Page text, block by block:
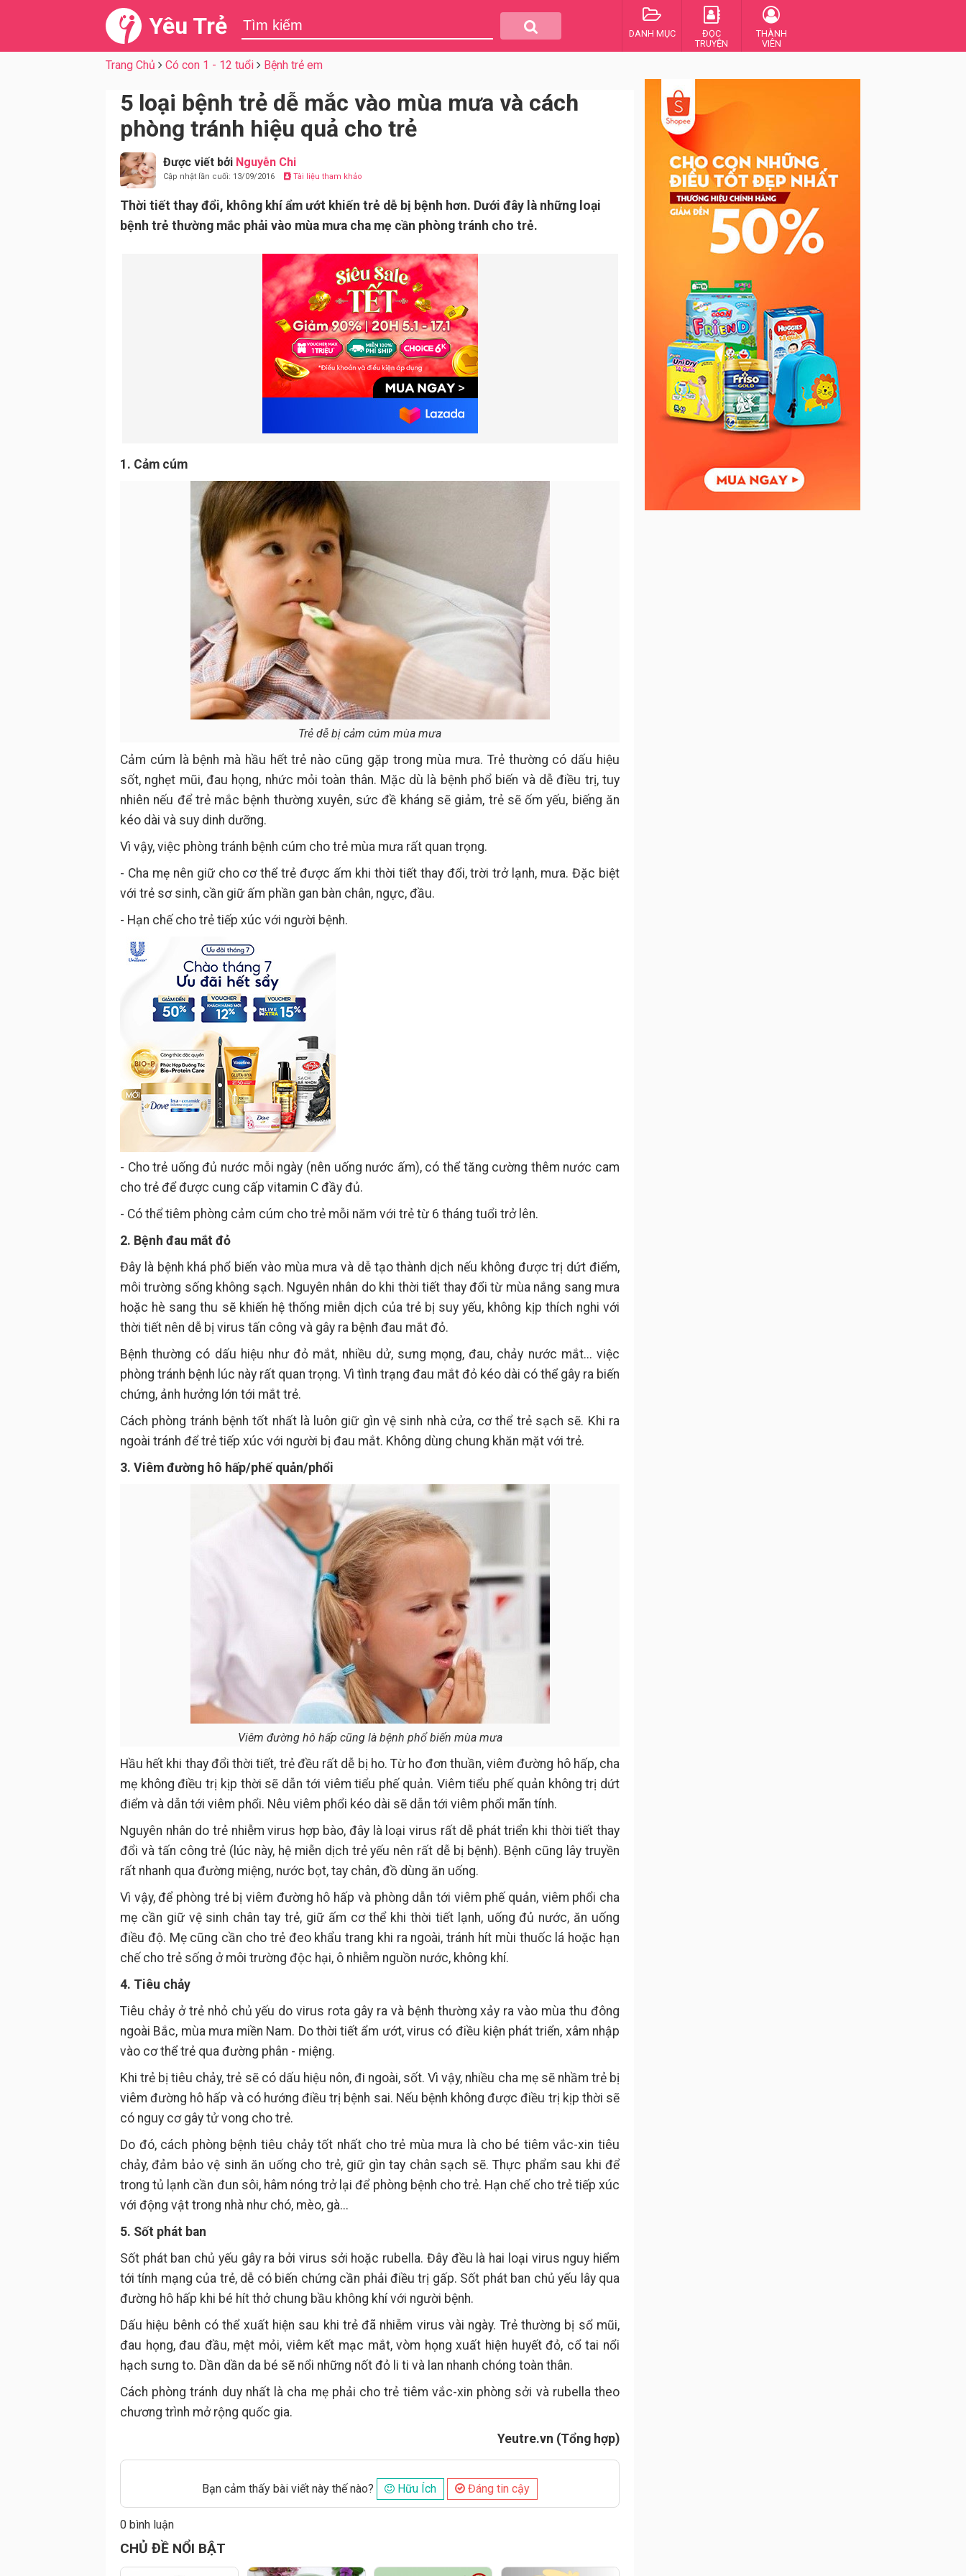
Yêu Trẻ DANH MỤC
ĐỌC
TRUYỆN
THÀNH
VIÊN
Trang Chủ Có con 1 - 12 tuổi Bệnh trẻ em
5 loại bệnh trẻ dễ mắc vào mùa mưa và cách
phòng tránh hiệu quả cho trẻ
Được viết bởi Nguyễn Chi
Cập nhật lần cuối: 13/09/2016 Tài liệu tham khảo
Thời tiết thay đổi, không khí ẩm ướt khiến trẻ dễ bị bệnh hơn. Dưới đây là những loại
bệnh trẻ thường mắc phải vào mùa mưa cha mẹ cần phòng tránh cho trẻ.
1. Cảm cúm
Trẻ dễ bị cảm cúm mùa mưa
Cảm cúm là bệnh mà hầu hết trẻ nào cũng gặp trong mùa mưa. Trẻ thường có dấu hiệu
sốt, nghẹt mũi, đau họng, nhức mỏi toàn thân. Mặc dù là bệnh phổ biến và dễ điều trị, tuy
nhiên nếu để trẻ mắc bệnh thường xuyên, sức đề kháng sẽ giảm, trẻ sẽ ốm yếu, biếng ăn
kéo dài và suy dinh dưỡng.
Vì vậy, việc phòng tránh bệnh cúm cho trẻ mùa mưa rất quan trọng.
- Cha mẹ nên giữ cho cơ thể trẻ được ấm khi thời tiết thay đổi, trời trở lạnh, mưa. Đặc biệt
với trẻ sơ sinh, cần giữ ấm phần gan bàn chân, ngực, đầu.
- Hạn chế cho trẻ tiếp xúc với người bệnh.
- Cho trẻ uống đủ nước mỗi ngày (nên uống nước ấm), có thể tăng cường thêm nước cam
cho trẻ để được cung cấp vitamin C đầy đủ.
- Có thể tiêm phòng cảm cúm cho trẻ mỗi năm với trẻ từ 6 tháng tuổi trở lên.
2. Bệnh đau mắt đỏ
Đây là bệnh khá phổ biến vào mùa mưa và dễ tạo thành dịch nếu không được trị dứt điểm,
môi trường sống không sạch. Nguyên nhân do khi thời tiết thay đổi từ mùa nắng sang mưa
hoặc hè sang thu sẽ khiến hệ thống miễn dịch của trẻ bị suy yếu, không kịp thích nghi với
thời tiết nên dễ bị virus tấn công và gây ra bệnh đau mắt đỏ.
Bệnh thường có dấu hiệu như đỏ mắt, nhiều dử, sưng mọng, đau, chảy nước mắt... việc
phòng tránh bệnh lúc này rất quan trọng. Vì tình trạng đau mắt đỏ kéo dài có thể gây ra biến
chứng, ảnh hưởng lớn tới mắt trẻ.
Cách phòng tránh bệnh tốt nhất là luôn giữ gìn vệ sinh nhà cửa, cơ thể trẻ sạch sẽ. Khi ra
ngoài tránh để trẻ tiếp xúc với người bị đau mắt. Không dùng chung khăn mặt với trẻ.
3. Viêm đường hô hấp/phế quản/phổi
Viêm đường hô hấp cũng là bệnh phổ biến mùa mưa
Hầu hết khi thay đổi thời tiết, trẻ đều rất dễ bị ho. Từ ho đơn thuần, viêm đường hô hấp, cha
mẹ không điều trị kịp thời sẽ dẫn tới viêm tiểu phế quản. Viêm tiểu phế quản không trị dứt
điểm và dẫn tới viêm phổi. Nêu viêm phổi kéo dài sẽ dẫn tới viêm phổi mãn tính.
Nguyên nhân do trẻ nhiễm virus hợp bào, đây là loại virus rất dễ phát triển khi thời tiết thay
đổi và tấn công trẻ (lúc này, hệ miễn dịch trẻ yếu nên rất dễ bị bệnh). Bệnh cũng lây truyền
rất nhanh qua đường miệng, nước bọt, tay chân, đồ dùng ăn uống.
Vì vậy, để phòng trẻ bị viêm đường hô hấp và phòng dẫn tới viêm phế quản, viêm phổi cha
mẹ cần giữ vệ sinh chân tay trẻ, giữ ấm cơ thể khi thời tiết lạnh, uống đủ nước, ăn uống
điều độ. Mẹ cũng cần cho trẻ đeo khẩu trang khi ra ngoài, tránh hít mùi thuốc lá hoặc hạn
chế cho trẻ sống ở môi trường độc hại, ô nhiễm nguồn nước, không khí.
4. Tiêu chảy
Tiêu chảy ở trẻ nhỏ chủ yếu do virus rota gây ra và bệnh thường xảy ra vào mùa thu đông
ngoài Bắc, mùa mưa miền Nam. Do thời tiết ẩm ướt, virus có điều kiện phát triển, xâm nhập
vào cơ thể trẻ qua đường phân - miệng.
Khi trẻ bị tiêu chảy, trẻ sẽ có dấu hiệu nôn, đi ngoài, sốt. Vì vậy, nhiều cha mẹ sẽ nhầm trẻ bị
viêm đường hô hấp và có hướng điều trị bệnh sai. Nếu bệnh không được điều trị kịp thời sẽ
có nguy cơ gây tử vong cho trẻ.
Do đó, cách phòng bệnh tiêu chảy tốt nhất cho trẻ mùa mưa là cho bé tiêm vắc-xin tiêu
chảy, đảm bảo vệ sinh ăn uống cho trẻ, giữ gìn tay chân sạch sẽ. Thực phẩm sau khi để
trong tủ lạnh cần đun sôi, hâm nóng trở lại để phòng bệnh cho trẻ. Hạn chế cho trẻ tiếp xúc
với động vật trong nhà như chó, mèo, gà...
5. Sốt phát ban
Sốt phát ban chủ yếu gây ra bởi virus sởi hoặc rubella. Đây đều là hai loại virus nguy hiểm
tới tính mạng của trẻ, dễ có biến chứng cần phải điều trị gấp. Sốt phát ban chủ yếu lây qua
đường hô hấp khi bé hít thở chung bầu không khí với người bệnh.
Dấu hiệu bênh có thể xuất hiện sau khi trẻ đã nhiễm virus vài ngày. Trẻ thường bị sổ mũi,
đau họng, đau đầu, mệt mỏi, viêm kết mạc mắt, vòm họng xuất hiện huyết đỏ, cổ tai nổi
hạch sưng to. Dần dần da bé sẽ nổi những nốt đỏ li ti và lan nhanh chóng toàn thân.
Cách phòng tránh duy nhất là cha mẹ phải cho trẻ tiêm vắc-xin phòng sởi và rubella theo
chương trình mở rộng quốc gia.
Yeutre.vn (Tổng hợp)
Bạn cảm thấy bài viết này thế nào? Hữu Ích Đáng tin cậy
0 bình luận